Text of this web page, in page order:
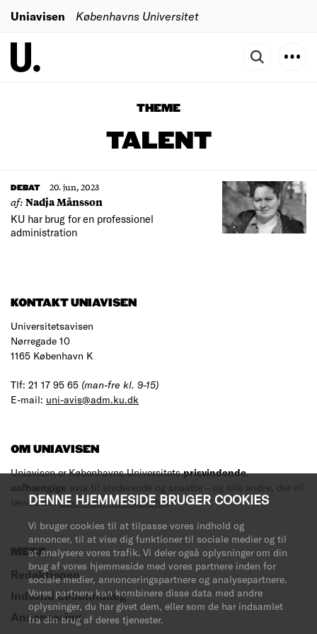
DENNE HJEMMESIDE BRUGER COOKIES
Vi bruger cookies til at tilpasse vores indhold og
annoncer, til at vise dig funktioner til sociale medier og til
at analysere vores trafik. Vi deler også oplysninger om din
brug af vores hjemmeside med vores partnere inden for
sociale medier, annonceringspartnere og analysepartnere.
Vores partnere kan kombinere disse data med andre
oplysninger, du har givet dem, eller som de har indsamlet
fra din brug af deres tjenester.
Uniavisen Københavns Universitet
THEME
TALENT
DEBAT 20. jun, 2023
af:Nadja Månsson
KU har brug for en professionel
administration
KONTAKT UNIAVISEN
Universitetsavisen
Nørregade 10
1165 København K
Tlf: 21 17 95 65 (man-fre kl. 9-15)
E-mail: uni-avis@adm.ku.dk
OM UNIAVISEN
Uniavisen er Københavns Universitetsprisvindende,
uafhængige avis til studerende og ansatte – og alle andre, der vil
læse med.Læs mere om avisen her.
MERE
Redaktionen
Indsend debatindlæg
Annoncering